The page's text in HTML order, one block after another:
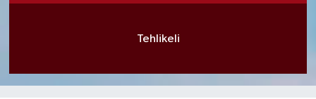
Tehlikeli